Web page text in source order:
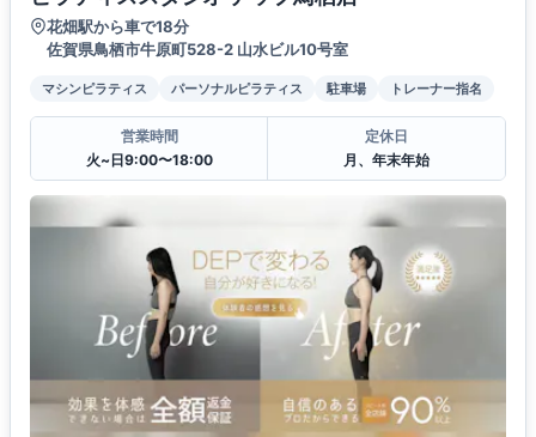
花畑駅から車で18分
佐賀県鳥栖市牛原町528-2 山水ビル10号室
マシンピラティス パーソナルピラティス 駐車場 トレーナー指名
営業時間
火~日9:00〜18:00
定休日
月、年末年始